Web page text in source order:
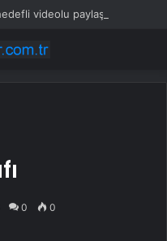
videolu paylaşım
0 0